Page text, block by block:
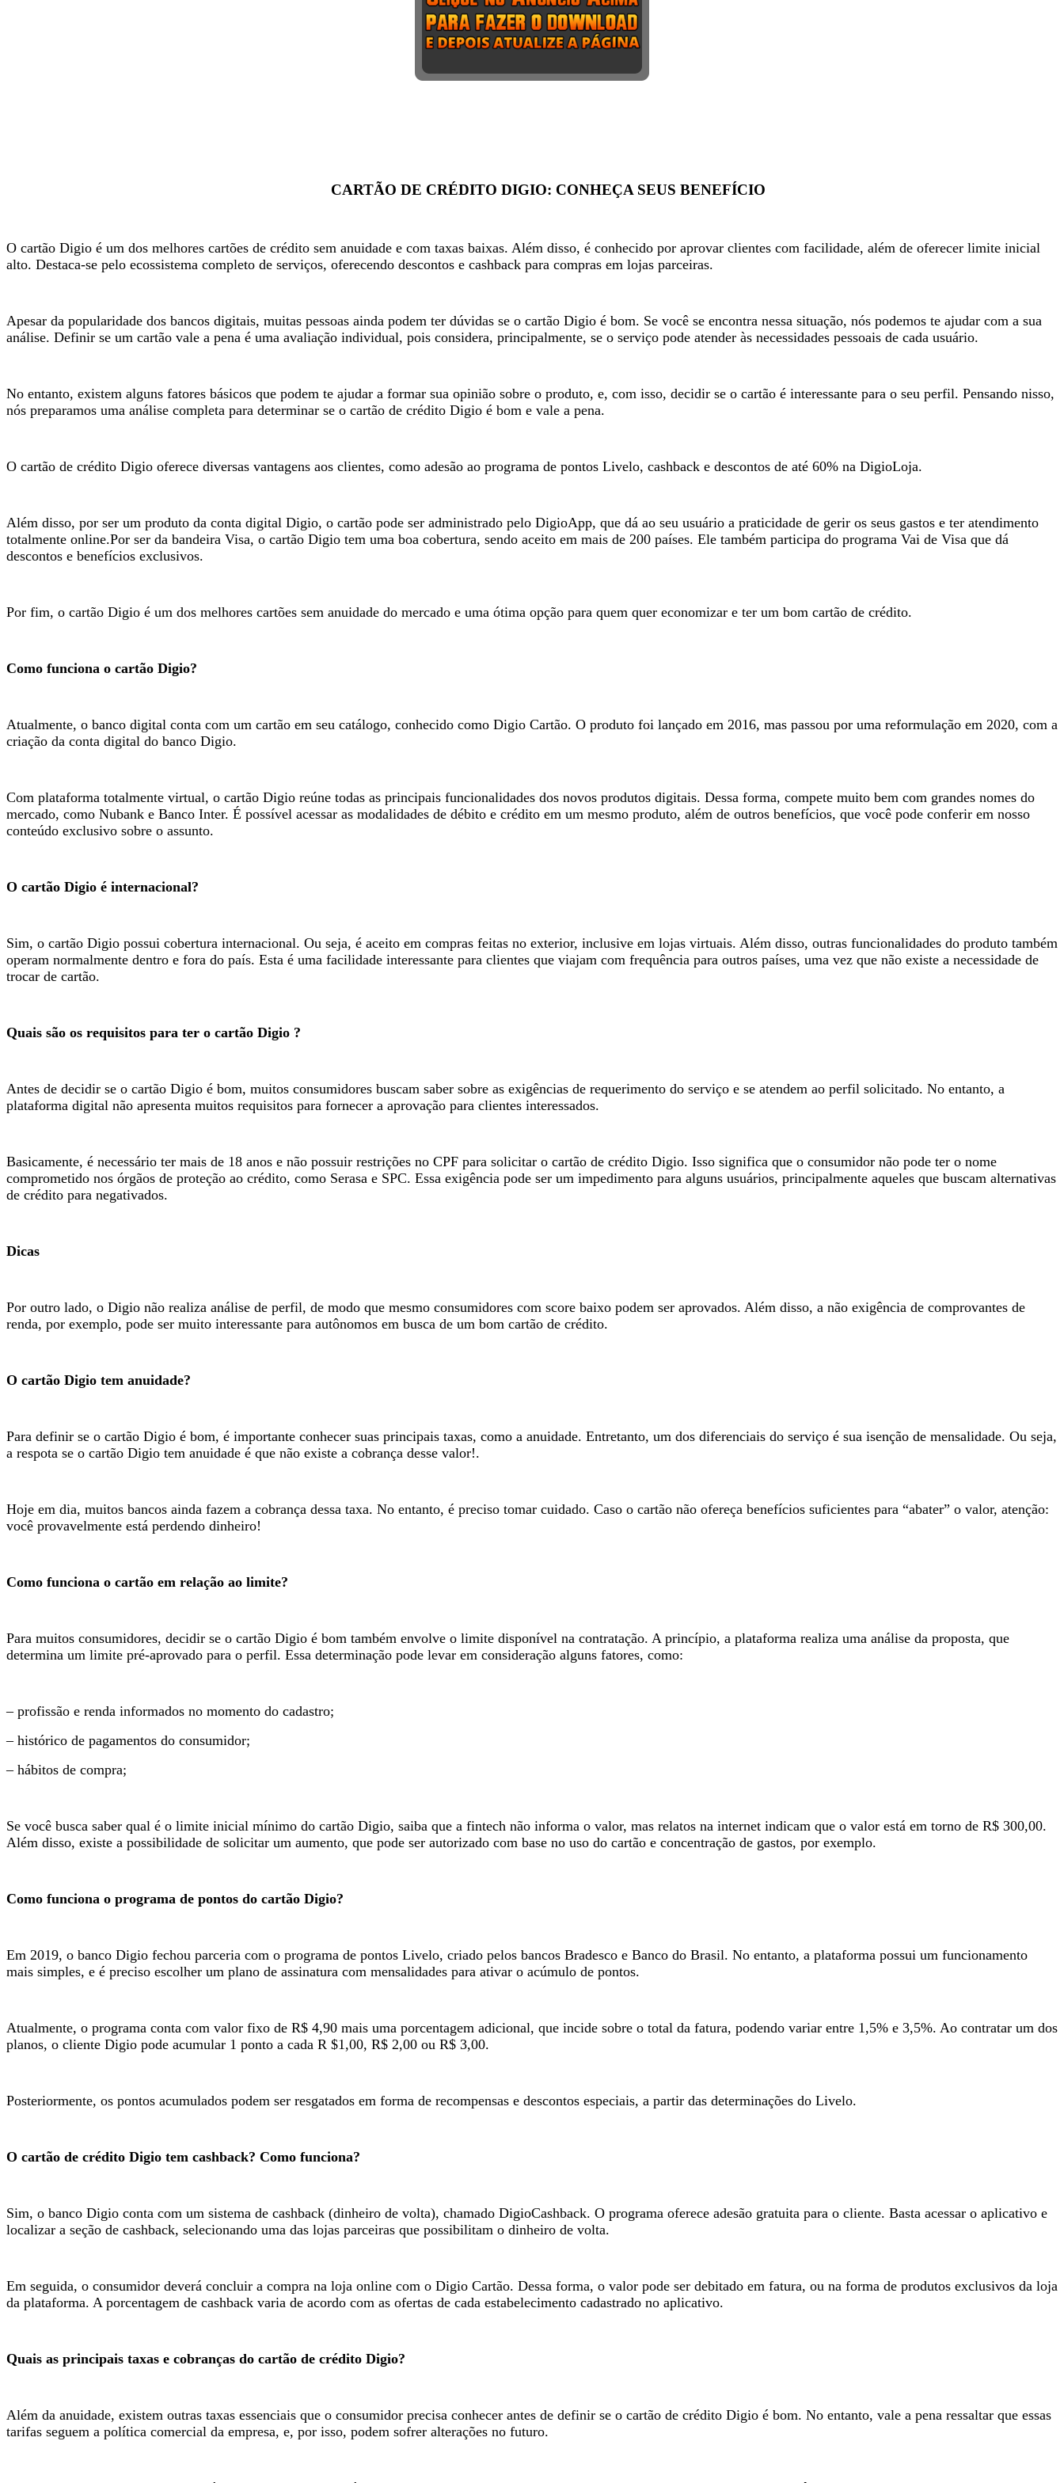
CARTÃO DE CRÉDITO DIGIO: CONHEÇA SEUS BENEFÍCIO
O cartão Digio é um dos melhores cartões de crédito sem anuidade e com taxas baixas. Além disso, é conhecido por aprovar clientes com facilidade, além de oferecer limite inicial
alto. Destaca-se pelo ecossistema completo de serviços, oferecendo descontos e cashback para compras em lojas parceiras.
Apesar da popularidade dos bancos digitais, muitas pessoas ainda podem ter dúvidas se o cartão Digio é bom. Se você se encontra nessa situação, nós podemos te ajudar com a sua
análise. Definir se um cartão vale a pena é uma avaliação individual, pois considera, principalmente, se o serviço pode atender às necessidades pessoais de cada usuário.
No entanto, existem alguns fatores básicos que podem te ajudar a formar sua opinião sobre o produto, e, com isso, decidir se o cartão é interessante para o seu perfil. Pensando nisso,
nós preparamos uma análise completa para determinar se o cartão de crédito Digio é bom e vale a pena.
O cartão de crédito Digio oferece diversas vantagens aos clientes, como adesão ao programa de pontos Livelo, cashback e descontos de até 60% na DigioLoja.
Além disso, por ser um produto da conta digital Digio, o cartão pode ser administrado pelo DigioApp, que dá ao seu usuário a praticidade de gerir os seus gastos e ter atendimento
totalmente online.Por ser da bandeira Visa, o cartão Digio tem uma boa cobertura, sendo aceito em mais de 200 países. Ele também participa do programa Vai de Visa que dá
descontos e benefícios exclusivos.
Por fim, o cartão Digio é um dos melhores cartões sem anuidade do mercado e uma ótima opção para quem quer economizar e ter um bom cartão de crédito.
Como funciona o cartão Digio?
Atualmente, o banco digital conta com um cartão em seu catálogo, conhecido como Digio Cartão. O produto foi lançado em 2016, mas passou por uma reformulação em 2020, com a
criação da conta digital do banco Digio.
Com plataforma totalmente virtual, o cartão Digio reúne todas as principais funcionalidades dos novos produtos digitais. Dessa forma, compete muito bem com grandes nomes do
mercado, como Nubank e Banco Inter. É possível acessar as modalidades de débito e crédito em um mesmo produto, além de outros benefícios, que você pode conferir em nosso
conteúdo exclusivo sobre o assunto.
O cartão Digio é internacional?
Sim, o cartão Digio possui cobertura internacional. Ou seja, é aceito em compras feitas no exterior, inclusive em lojas virtuais. Além disso, outras funcionalidades do produto também
operam normalmente dentro e fora do país. Esta é uma facilidade interessante para clientes que viajam com frequência para outros países, uma vez que não existe a necessidade de
trocar de cartão.
Quais são os requisitos para ter o cartão Digio ?
Antes de decidir se o cartão Digio é bom, muitos consumidores buscam saber sobre as exigências de requerimento do serviço e se atendem ao perfil solicitado. No entanto, a
plataforma digital não apresenta muitos requisitos para fornecer a aprovação para clientes interessados.
Basicamente, é necessário ter mais de 18 anos e não possuir restrições no CPF para solicitar o cartão de crédito Digio. Isso significa que o consumidor não pode ter o nome
comprometido nos órgãos de proteção ao crédito, como Serasa e SPC. Essa exigência pode ser um impedimento para alguns usuários, principalmente aqueles que buscam alternativas
de crédito para negativados.
Dicas
Por outro lado, o Digio não realiza análise de perfil, de modo que mesmo consumidores com score baixo podem ser aprovados. Além disso, a não exigência de comprovantes de
renda, por exemplo, pode ser muito interessante para autônomos em busca de um bom cartão de crédito.
O cartão Digio tem anuidade?
Para definir se o cartão Digio é bom, é importante conhecer suas principais taxas, como a anuidade. Entretanto, um dos diferenciais do serviço é sua isenção de mensalidade. Ou seja,
a respota se o cartão Digio tem anuidade é que não existe a cobrança desse valor!.
Hoje em dia, muitos bancos ainda fazem a cobrança dessa taxa. No entanto, é preciso tomar cuidado. Caso o cartão não ofereça benefícios suficientes para “abater” o valor, atenção:
você provavelmente está perdendo dinheiro!
Como funciona o cartão em relação ao limite?
Para muitos consumidores, decidir se o cartão Digio é bom também envolve o limite disponível na contratação. A princípio, a plataforma realiza uma análise da proposta, que
determina um limite pré-aprovado para o perfil. Essa determinação pode levar em consideração alguns fatores, como:
– profissão e renda informados no momento do cadastro;
– histórico de pagamentos do consumidor;
– hábitos de compra;
Se você busca saber qual é o limite inicial mínimo do cartão Digio, saiba que a fintech não informa o valor, mas relatos na internet indicam que o valor está em torno de R$ 300,00.
Além disso, existe a possibilidade de solicitar um aumento, que pode ser autorizado com base no uso do cartão e concentração de gastos, por exemplo.
Como funciona o programa de pontos do cartão Digio?
Em 2019, o banco Digio fechou parceria com o programa de pontos Livelo, criado pelos bancos Bradesco e Banco do Brasil. No entanto, a plataforma possui um funcionamento
mais simples, e é preciso escolher um plano de assinatura com mensalidades para ativar o acúmulo de pontos.
Atualmente, o programa conta com valor fixo de R$ 4,90 mais uma porcentagem adicional, que incide sobre o total da fatura, podendo variar entre 1,5% e 3,5%. Ao contratar um dos
planos, o cliente Digio pode acumular 1 ponto a cada R $1,00, R$ 2,00 ou R$ 3,00.
Posteriormente, os pontos acumulados podem ser resgatados em forma de recompensas e descontos especiais, a partir das determinações do Livelo.
O cartão de crédito Digio tem cashback? Como funciona?
Sim, o banco Digio conta com um sistema de cashback (dinheiro de volta), chamado DigioCashback. O programa oferece adesão gratuita para o cliente. Basta acessar o aplicativo e
localizar a seção de cashback, selecionando uma das lojas parceiras que possibilitam o dinheiro de volta.
Em seguida, o consumidor deverá concluir a compra na loja online com o Digio Cartão. Dessa forma, o valor pode ser debitado em fatura, ou na forma de produtos exclusivos da loja
da plataforma. A porcentagem de cashback varia de acordo com as ofertas de cada estabelecimento cadastrado no aplicativo.
Quais as principais taxas e cobranças do cartão de crédito Digio?
Além da anuidade, existem outras taxas essenciais que o consumidor precisa conhecer antes de definir se o cartão de crédito Digio é bom. No entanto, vale a pena ressaltar que essas
tarifas seguem a política comercial da empresa, e, por isso, podem sofrer alterações no futuro.